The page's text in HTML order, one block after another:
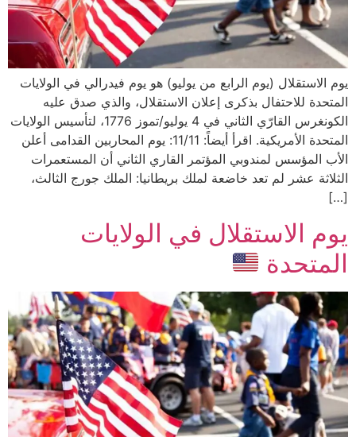
يوم الاستقلال (يوم الرابع من يوليو) هو يوم فيدرالي في الولايات
المتحدة للاحتفال بذكرى إعلان الاستقلال، والذي صدق عليه
الكونغرس القارّي الثاني في 4 يوليو/تموز 1776، لتأسيس الولايات
المتحدة الأمريكية. اقرأ أيضاً: 11/11: يوم المحاربين القدامى أعلن
الأب المؤسس لمندوبي المؤتمر القاري الثاني أن المستعمرات
الثلاثة عشر لم تعد خاضعة لملك بريطانيا: الملك جورج الثالث،
[…]
يوم الاستقلال في الولايات
المتحدة